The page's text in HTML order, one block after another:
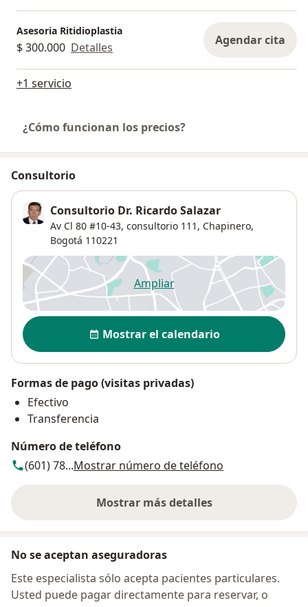
Asesoria Ritidioplastia
$ 300.000 Detalles Agendar cita
+1 servicio
¿Cómo funcionan los precios?
Consultorio
Consultorio Dr. Ricardo Salazar
Av Cl 80 #10-43, consultorio 111, Chapinero,
Bogotá 110221
Ampliarse abre en una nueva
Disponibilidad
Mostrar el calendario
Formas de pago (visitas privadas)
Efectivo
Transferencia
Número de teléfono
(601) 78...Mostrar número de teléfono
Mostrar más detalles
sobre la dirección
No se aceptan aseguradoras
Este especialista sólo acepta pacientes particulares.
Usted puede pagar directamente para reservar, o